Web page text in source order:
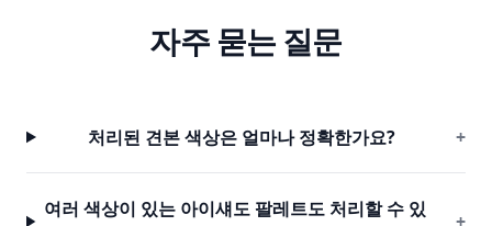
자주 묻는 질문
처리된 견본 색상은 얼마나 정확한가요? +
여러 색상이 있는 아이섀도 팔레트도 처리할 수 있